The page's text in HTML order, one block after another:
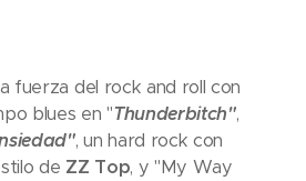
fuerza del rock and roll con
blues en "Thunderbitch",
, un hard rock con
de ZZ Top, y "My Way